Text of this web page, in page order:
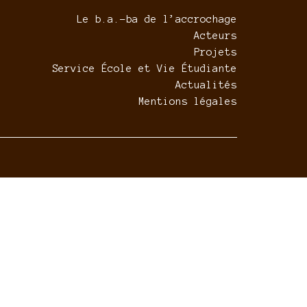
Le b.a.-ba de l’accrochage
Acteurs
Projets
Service École et Vie Étudiante
Actualités
Mentions légales